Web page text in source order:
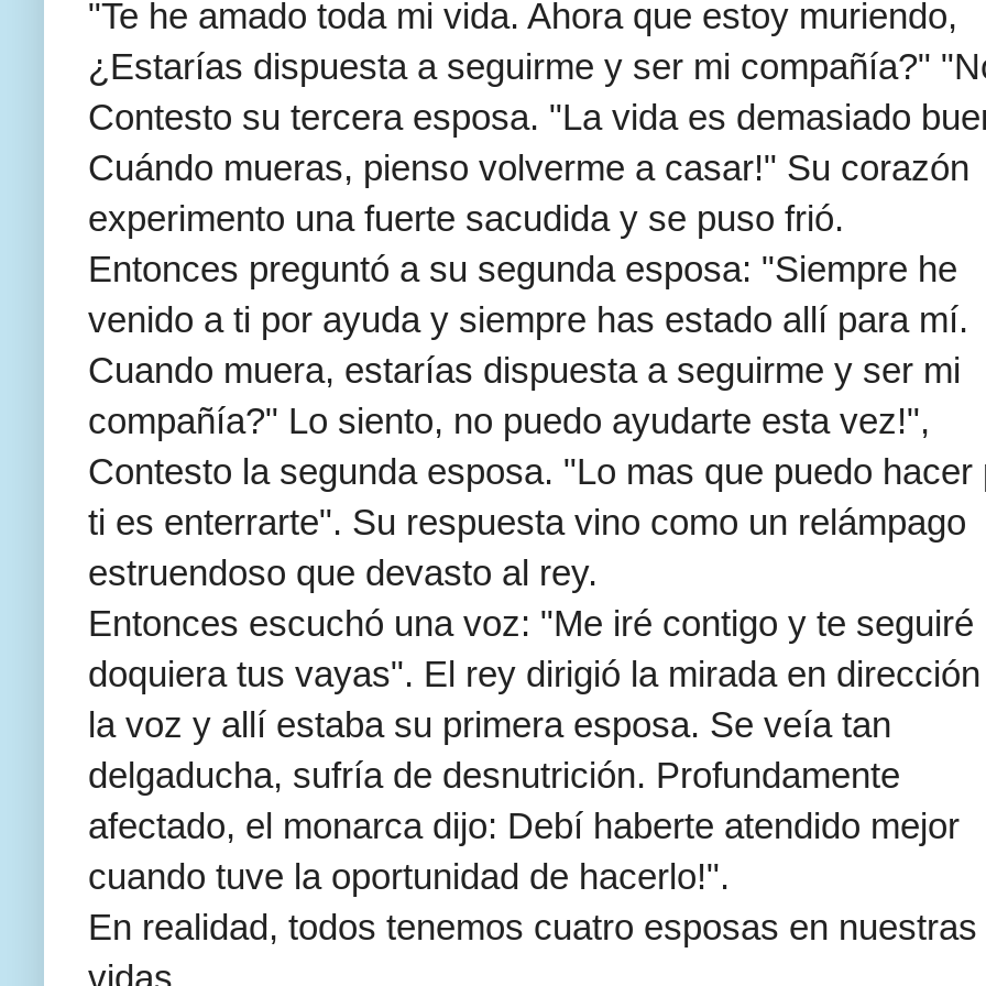
"Te he amado toda mi vida. Ahora que estoy muriendo,
¿Estarías dispuesta a seguirme y ser mi compañía?"
Contesto su tercera esposa. "La vida es demasiado
Cuándo mueras, pienso volverme a casar!" Su corazón
experimento una fuerte sacudida y se puso frió.
Entonces preguntó a su segunda esposa: "Siempre he
venido a ti por ayuda y siempre has estado allí para mí.
Cuando muera, estarías dispuesta a seguirme y ser mi
compañía?" Lo siento, no puedo ayudarte esta vez!",
Contesto la segunda esposa. "Lo mas que puedo hacer
ti es enterrarte". Su respuesta vino como un relámpago
estruendoso que devasto al rey.
Entonces escuchó una voz: "Me iré contigo y te seguiré
doquiera tus vayas". El rey dirigió la mirada en
la voz y allí estaba su primera esposa. Se veía tan
delgaducha, sufría de desnutrición. Profundamente
afectado, el monarca dijo: Debí haberte atendido mejor
cuando tuve la oportunidad de hacerlo!".
En realidad, todos tenemos cuatro esposas en nuestras